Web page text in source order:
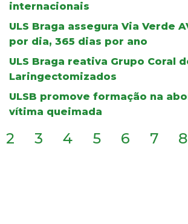
internacionais
ULS Braga assegura Via Verde
por dia, 365 dias por ano
ULS Braga reativa Grupo Coral
Laringectomizados
ULSB promove formação na
vítima queimada
2 3 4 5 6 7 8